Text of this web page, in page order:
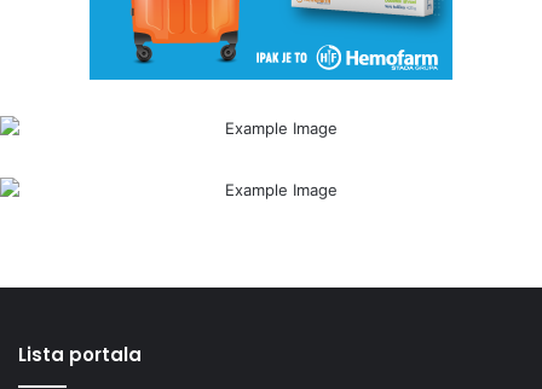
Lista portala